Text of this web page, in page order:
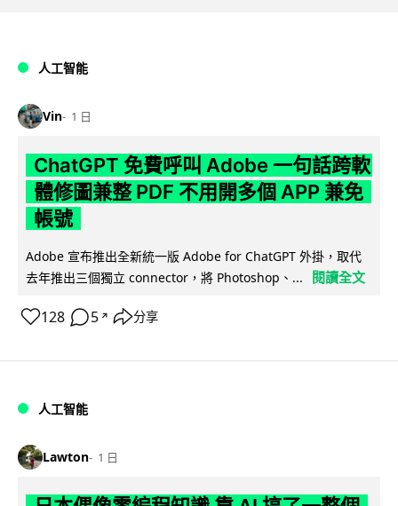
人工智能
Vin 1 日
ChatGPT 免費呼叫 Adobe 一句話跨軟
體修圖兼整 PDF 不用開多個 APP 兼免
帳號
Adobe 宣布推出全新統一版 Adobe for ChatGPT 外掛，取代
去年推出三個獨立 connector，將 Photoshop、...
閱讀全文
128 5 ↗ 分享
人工智能
Lawton 1 日